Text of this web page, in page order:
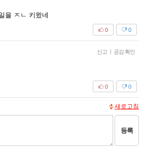
을 ㅈㄴ 키윘네
0
0
신고 | 공감 확인
0
0
새로고침
등록